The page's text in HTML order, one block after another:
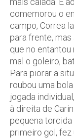
comemorou o
campo, Correa
para frente,
que no
mal o goleiro,
Para piorar a
roubou uma
jogada
à direita de
pequena torcida
primeiro gol, fez